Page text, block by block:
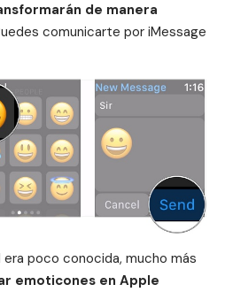
de manera
comunicarte por iMessage
poco conocida, mucho más
emoticones en Apple